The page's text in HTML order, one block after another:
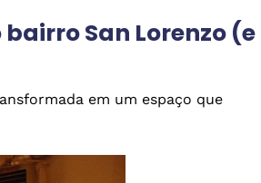
San Lorenzo (e
em um espaço que